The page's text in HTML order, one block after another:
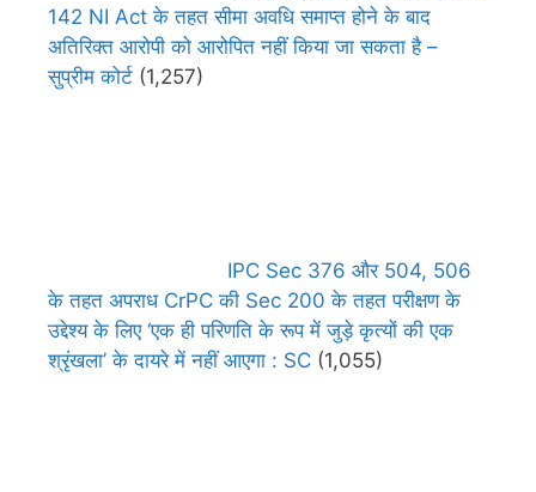
142 NI Act के तहत सीमा अवधि समाप्त होने के बाद
अतिरिक्त आरोपी को आरोपित नहीं किया जा सकता है –
सुप्रीम कोर्ट (1,257)
IPC Sec 376 और 504, 506
के तहत अपराध CrPC की Sec 200 के तहत परीक्षण के
उद्देश्य के लिए ‘एक ही परिणति के रूप में जुड़े कृत्यों की एक
श्रृंखला’ के दायरे में नहीं आएगा : SC (1,055)